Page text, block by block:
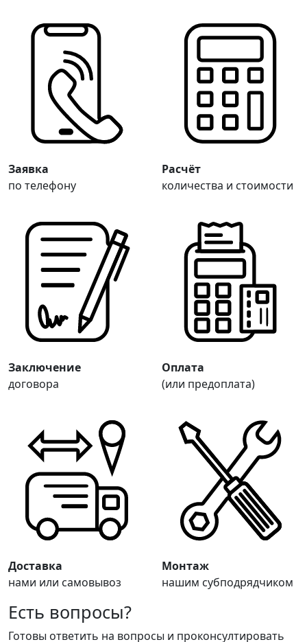
Заявка
по телефону
Расчёт
количества и стоимости
Заключение
договора
Оплата
(или предоплата)
Доставка
нами или самовывоз
Монтаж
нашим субподрядчиком
Есть вопросы?
Готовы ответить на вопросы и проконсултировать